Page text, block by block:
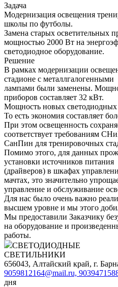
Задача
Модернизация освещения
школы по футболы.
Замена старых осветительных
мощностью 2000 Вт на
светодиодное оборудование.
Решение
В рамках модернизации
стадионе с металлгалогенными
лампами были заменены.
приборов составляет 32 кВт.
Мощность новых
То есть экономия составляет
При этом освещенность
соответствует требованиям
СанПин для тренировочных
Помимо этого, для данных
установки источников питания
(драйверов) в шкафах
мачтах, это значительно
управление и обслуживание
Для нас было очень важно
высшем уровне и мы этого
Мы предоставили Заказчику
на оборудование и
работы.
СВЕТОДИОДНЫЕ
СВЕТИЛЬНИКИ
656043, Алтайский край, г.
9059812164@mail.ru,
дня